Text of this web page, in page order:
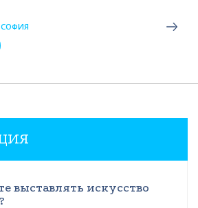
СОФИЯ
выставлять искусство